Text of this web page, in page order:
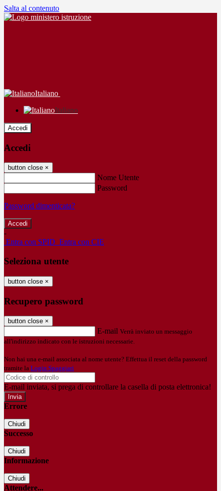
Salta al contenuto
Italiano
Italiano
Accedi
Accedi
button close ×
Nome Utente
Password
Password dimenticata?
-
Entra con SPID Entra con CIE
Seleziona utente
button close ×
Recupero password
button close ×
E-mail Verrà inviato un messaggio
all'indirizzo indicato con le istruzioni necessarie.
Non hai una e-mail associata al nome utente? Effettua il reset della password
tramite la Login Spaggiari
E-mail inviata, si prega di controllare la casella di posta elettronica!
Errore
Chiudi
Successo
Chiudi
Informazione
Chiudi
Attendere...